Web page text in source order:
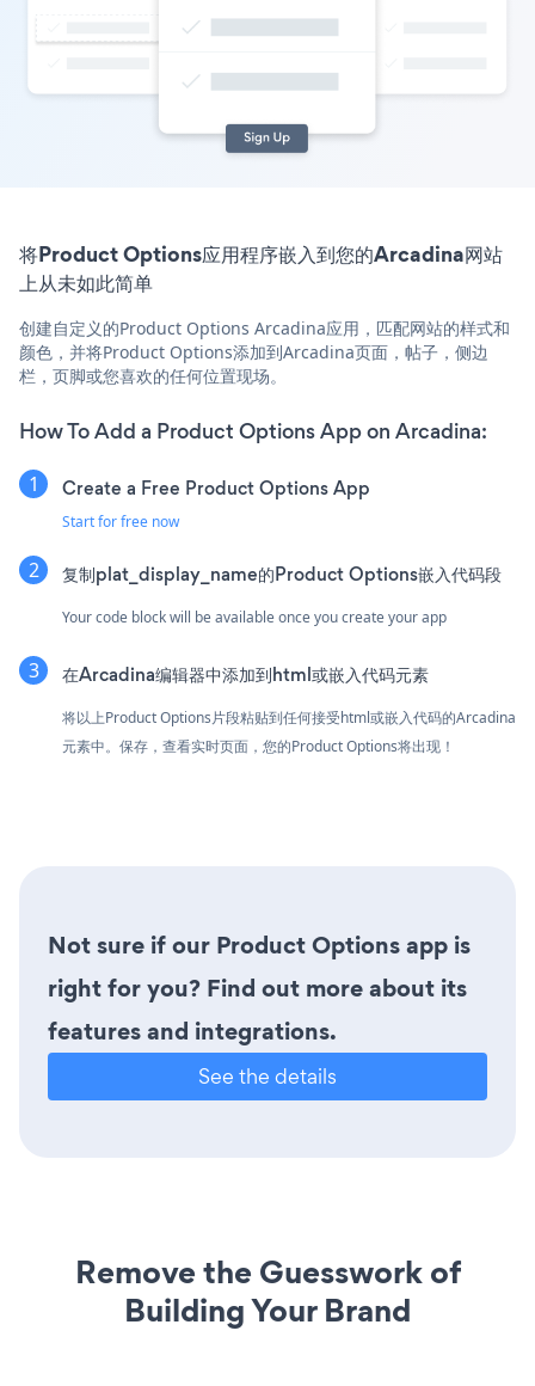
将Product Options应用程序嵌入到您的Arcadina网站
上从未如此简单
创建自定义的Product Options Arcadina应用，匹配网站的样式和
颜色，并将Product Options添加到Arcadina页面，帖子，侧边
栏，页脚或您喜欢的任何位置现场。
How To Add a Product Options App on Arcadina:
Create a Free Product Options App
Start for free now
复制plat_display_name的Product Options嵌入代码段
Your code block will be available once you create your app
在Arcadina编辑器中添加到html或嵌入代码元素
将以上Product Options片段粘贴到任何接受html或嵌入代码的Arcadina
元素中。保存，查看实时页面，您的Product Options将出现！
Not sure if our Product Options app is
right for you? Find out more about its
features and integrations.
See the details
Remove the Guesswork of
Building Your Brand